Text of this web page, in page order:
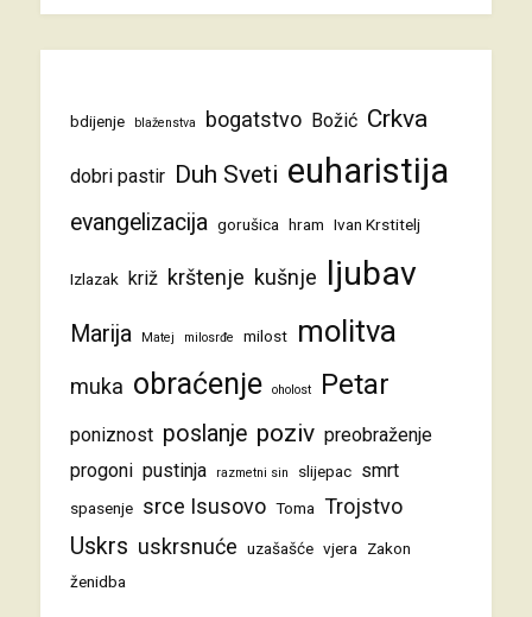
bdijenje blaženstva bogatstvo Božić Crkva
dobri pastir Duh Sveti euharistija
evangelizacija gorušica hram Ivan Krstitelj
Izlazak križ krštenje kušnje ljubav
Marija Matej milosrđe milost molitva
muka obraćenje oholost Petar
poniznost poslanje poziv preobraženje
progoni pustinja razmetni sin slijepac smrt
spasenje srce Isusovo Toma Trojstvo
Uskrs uskrsnuće uzašašće vjera
Zakon
ženidba